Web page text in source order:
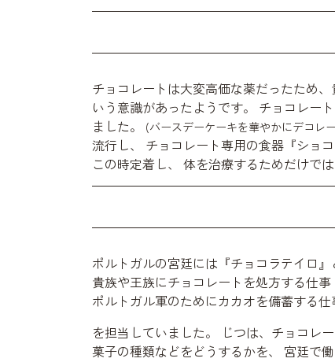
チョコレートは大変高価な薬だったため
いう意識があったようです。 チョコレー
ました。
(バースデーケーキを華やかにデコレ
流行し、 チョコレート専用の食器『ショ
この時定着し、 体を治療するためだけで
ポルトガルの宮廷には『チョコラテイロ
貴族や王族にチョコレートを処方する仕事
ポルトガル軍のためにカカオを備蓄する仕
を担当していました。 じつは、チョコレ
菓子の種類などをどうするかを、 宮廷で